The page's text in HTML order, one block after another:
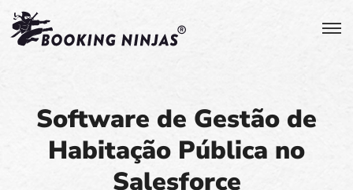
Software de Gestão de
Habitação Pública no
Salesforce